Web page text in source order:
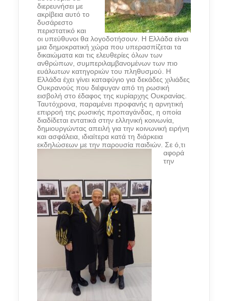
διερευνήσει με
ακρίβεια αυτό το
δυσάρεστο
περιστατικό και
οι υπεύθυνοι θα λογοδοτήσουν. Η Ελλάδα είναι
μια δημοκρατική χώρα που υπερασπίζεται τα
δικαιώματα και τις ελευθερίες όλων των
ανθρώπων, συμπεριλαμβανομένων των πιο
ευάλωτων κατηγοριών του πληθυσμού. Η
Ελλάδα έχει γίνει καταφύγιο για δεκάδες χιλιάδες
Ουκρανούς που διέφυγαν από τη ρωσική
εισβολή στο έδαφος της κυρίαρχης Ουκρανίας.
Ταυτόχρονα, παραμένει προφανής η αρνητική
επιρροή της ρωσικής προπαγάνδας, η οποία
διαδίδεται εντατικά στην ελληνική κοινωνία,
δημιουργώντας απειλή για την κοινωνική ειρήνη
και ασφάλεια, ιδιαίτερα κατά τη διάρκεια
εκδηλώσεων με την παρουσία παιδιών. Σε ό,τι
αφορά
την